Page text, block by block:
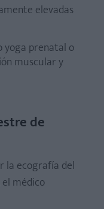
elevadas
yoga prenatal o
muscular y
de
la ecografía del
médico